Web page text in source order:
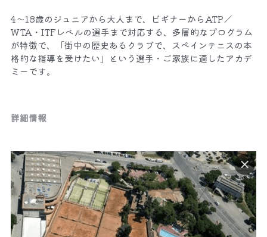
4〜18歳のジュニアから大人まで、ビギナーからATP／
WTA・ITFレベルの選手まで対応する、多層的なプログラム
が特徴で、「街中の歴史あるクラブで、スペインテニスの本
格的な指導を受けたい」という選手・ご家族に適したアカデ
ミーです。
詳細情報